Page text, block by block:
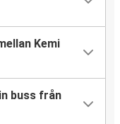
Kemi
buss från